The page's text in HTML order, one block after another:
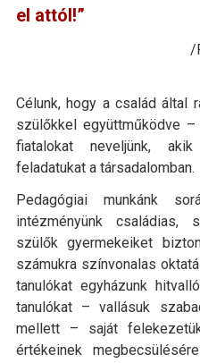
el attól!”
/
Célunk, hogy a család által
szülőkkel együttműködve
fiatalokat neveljünk,
feladatukat a társadalomban.
Pedagógiai munkánk
intézményünk családias,
szülők gyermekeiket
számukra színvonalas
tanulókat egyházunk
tanulókat – vallásuk
mellett – saját
értékeinek